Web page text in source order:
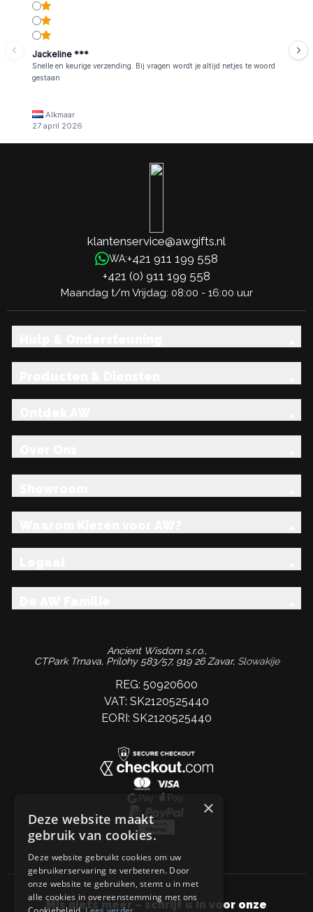
Jackeline ***
Snelle en keurige verzending. Bij vragen wordt je altijd netjes te woord
gestaan
Alkmaar
27 april 2026
klantenservice@awgifts.nl
WA:+421 911 199 558
+421 (0) 911 199 558
Maandag t/m Vrijdag: 08:00 - 16:00 uur
Ancient Wisdom s.r.o.,
CTPark Trnava, Prílohy 583/57, 919 26 Zavar, Slowakije
REG: 50920600
VAT: SK2120525440
EORI: SK2120525440
Mis niets meer – schrijf u in voor onze
×
Deze website maakt
gebruik van cookies.
Deze website gebruikt cookies om uw
gebruikerservaring te verbeteren. Door
onze website te gebruiken, stemt u in met
alle cookies in overeenstemming met ons